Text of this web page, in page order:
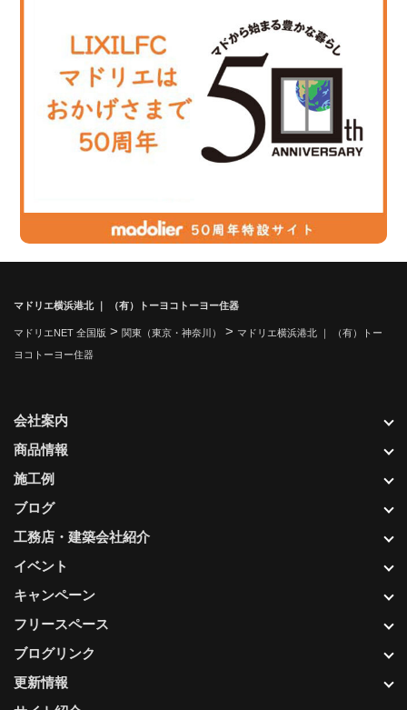
マドリエ横浜港北 ｜ （有）トーヨコトーヨー住器
マドリエNET 全国版 > 関東（東京・神奈川） > マドリエ横浜港北 ｜ （有）トー
ヨコトーヨー住器
更新情報
会社案内
商品情報
施工例
ブログ
工務店・建築会社紹介
イベント
キャンペーン
フリースペース
ブログリンク